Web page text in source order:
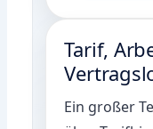
Tarif,
Ein großer